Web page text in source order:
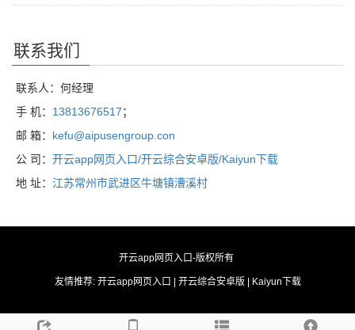
联系我们
联系人：何经理
手 机： 13813676517；
邮 箱： kefu@aipusengroup.con
公 司： 开云app网页入口/开云综合安卓版/Kaiyun下载
地 址： 江苏常州市武进区牛塘镇漕溪村
开云app网页入口-版权所有
友情推荐: 开云app网页入口 开云综合安卓版 Kaiyun下载